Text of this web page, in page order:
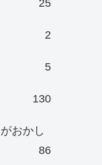
25
2
5
130
おかし
86